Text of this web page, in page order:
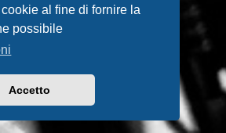
al fine di fornire la
possibile
Accetto